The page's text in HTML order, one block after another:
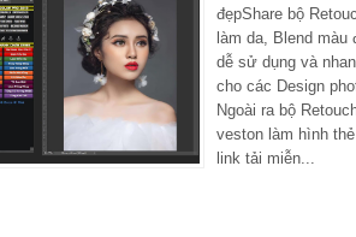
đẹpShare bộ
làm da, Blend màu
dễ sử dụng và
cho các Design
Ngoài ra bộ
veston làm hình
link tải miễn...